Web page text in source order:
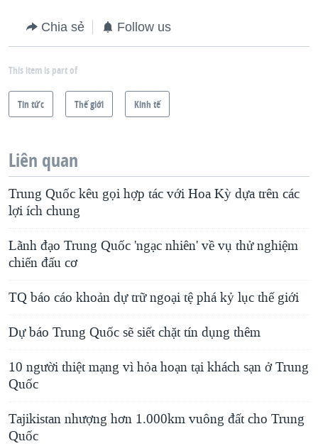
Chia sẻ Follow us
This item is part of
Tin tức Thế giới Kinh tế
Liên quan
Trung Quốc kêu gọi hợp tác với Hoa Kỳ dựa trên các
lợi ích chung
Lãnh đạo Trung Quốc 'ngạc nhiên' về vụ thử nghiệm
chiến đấu cơ
TQ báo cáo khoản dự trữ ngoại tệ phá kỷ lục thế giới
Dự báo Trung Quốc sẽ siết chặt tín dụng thêm
10 người thiệt mạng vì hỏa hoạn tại khách sạn ở Trung
Quốc
Tajikistan nhượng hơn 1.000km vuông đất cho Trung
Quốc